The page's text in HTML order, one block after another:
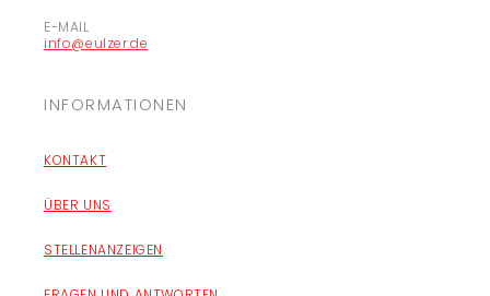
E-MAIL
info@eulzer.de
INFORMATIONEN
KONTAKT
ÜBER UNS
STELLENANZEIGEN